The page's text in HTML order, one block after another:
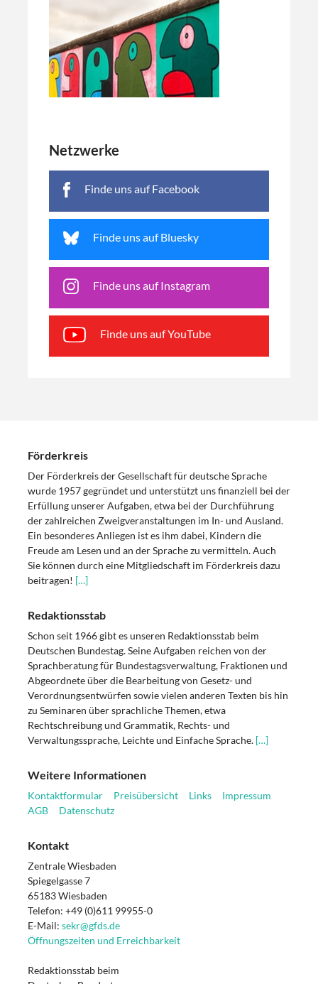
Netzwerke
Finde uns auf Facebook
Finde uns auf Bluesky
Finde uns auf Instagram
Finde uns auf YouTube
Förderkreis
Der Förderkreis der Gesellschaft für deutsche Sprache
wurde 1957 gegründet und unterstützt uns finanziell bei der
Erfüllung unserer Aufgaben, etwa bei der Durchführung
der zahlreichen Zweigveranstaltungen im In- und Ausland.
Ein besonderes Anliegen ist es ihm dabei, Kindern die
Freude am Lesen und an der Sprache zu vermitteln. Auch
Sie können durch eine Mitgliedschaft im Förderkreis dazu
beitragen! […]
Redaktionsstab
Schon seit 1966 gibt es unseren Redaktionsstab beim
Deutschen Bundestag. Seine Aufgaben reichen von der
Sprachberatung für Bundestagsverwaltung, Fraktionen und
Abgeordnete über die Bearbeitung von Gesetz- und
Verordnungsentwürfen sowie vielen anderen Texten bis hin
zu Seminaren über sprachliche Themen, etwa
Rechtschreibung und Grammatik, Rechts- und
Verwaltungssprache, Leichte und Einfache Sprache. […]
Weitere Informationen
Kontaktformular Preisübersicht Links
Impressum
AGB
Datenschutz
Kontakt
Zentrale Wiesbaden
Spiegelgasse 7
65183 Wiesbaden
Telefon: +49 (0)611 99955-0
E-Mail: sekr@gfds.de
Öffnungszeiten und Erreichbarkeit
Redaktionsstab beim